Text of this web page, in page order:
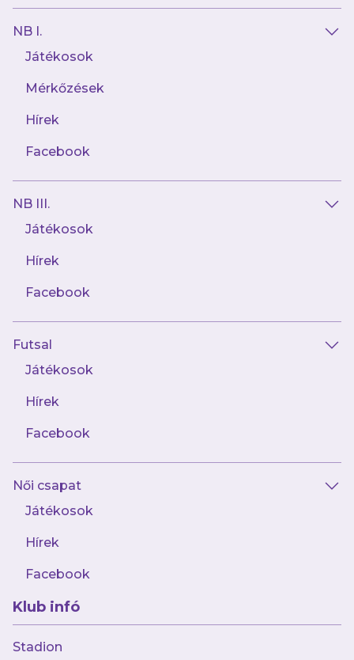
NB I.
Játékosok
Mérkőzések
Hírek
Facebook
NB III.
Játékosok
Hírek
Facebook
Futsal
Játékosok
Hírek
Facebook
Női csapat
Játékosok
Hírek
Facebook
Klub infó
Stadion